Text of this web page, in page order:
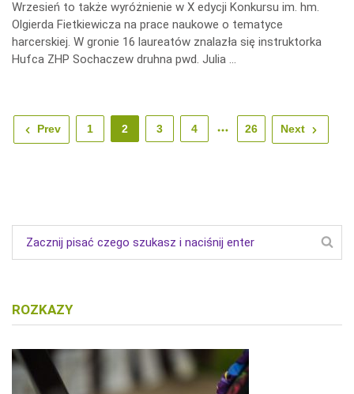
Wrzesień to także wyróżnienie w X edycji Konkursu im. hm.
Olgierda Fietkiewicza na prace naukowe o tematyce
harcerskiej. W gronie 16 laureatów znalazła się instruktorka
Hufca ZHP Sochaczew druhna pwd. Julia …
Prev 1 2 3 4 26 Next
ROZKAZY